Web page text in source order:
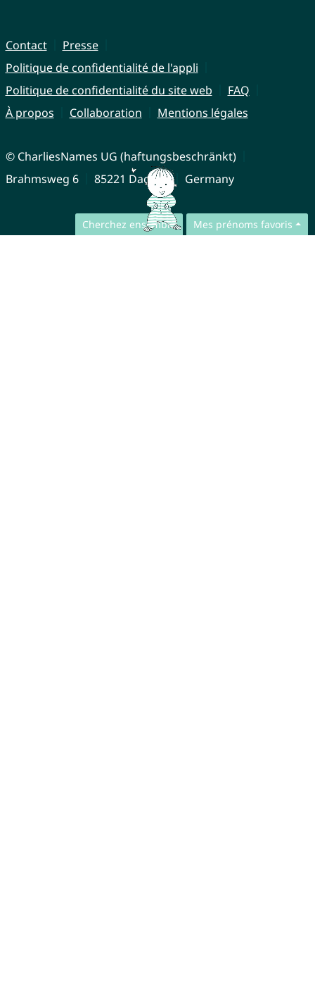
Cherchez ensemble Mes prénoms favoris
Contact
Presse
Politique de confidentialité de l'appli
Politique de confidentialité du site web
FAQ
À propos
Collaboration Mentions légales
© CharliesNames UG (haftungsbeschränkt)
Brahmsweg 6
85221 Dachau Germany